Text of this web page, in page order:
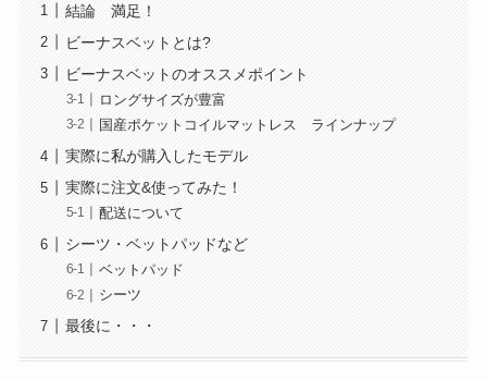
結論 満足！
ビーナスベットとは?
ビーナスベットのオススメポイント
ロングサイズが豊富
国産ポケットコイルマットレス ラインナップ
実際に私が購入したモデル
実際に注文&使ってみた！
配送について
シーツ・ベットパッドなど
ベットパッド
シーツ
最後に・・・